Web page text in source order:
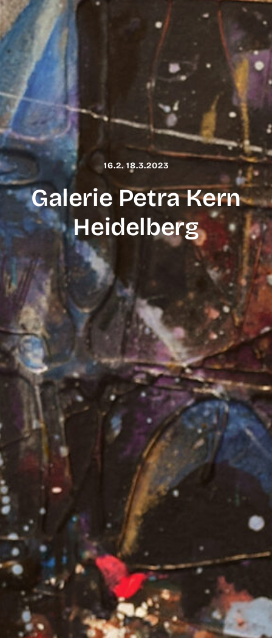
16.2. 18.3.2023
Galerie Petra Kern
Heidelberg